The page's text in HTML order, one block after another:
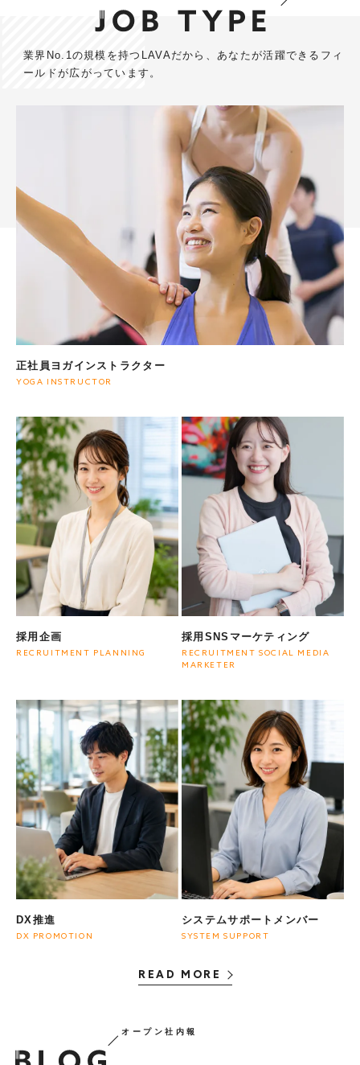
ヨガインストラクター
募集職種
本部企画職
ヨガインストラクター
業界No.1の規模を持つLAVAだから、あなたが活躍できるフィ
ールドが広がっています。
正社員ヨガインストラクター
YOGA INSTRUCTOR
採用企画
RECRUITMENT PLANNING
採用SNSマーケティング
RECRUITMENT SOCIAL MEDIA
MARKETER
DX推進
DX PROMOTION
システムサポートメンバー
SYSTEM SUPPORT
READ MORE
オープン社内報